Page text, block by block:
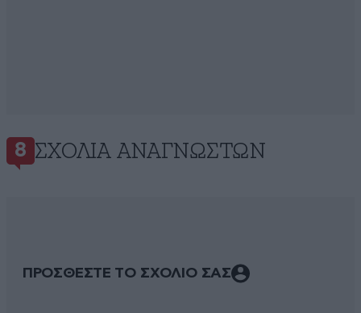
8 ΣΧΌΛΙΑ ΑΝΑΓΝΩΣΤΏΝ
ΠΡΟΣΘΕΣΤΕ ΤΟ ΣΧΟΛΙΟ ΣΑΣ